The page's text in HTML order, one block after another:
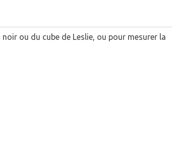
ou du cube de Leslie, ou pour mesurer la